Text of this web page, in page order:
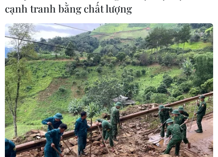
Chuyển đổi số trong thể thao: Xu hướng phát
triển tất yếu
(TTXVN/Vietnam+)
cạnh tranh bằng chất lượng